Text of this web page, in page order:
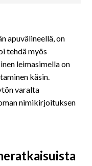
apuvälineellä, on
tehdä myös
leimasimella on
käsin.
varalta
nimikirjoituksen